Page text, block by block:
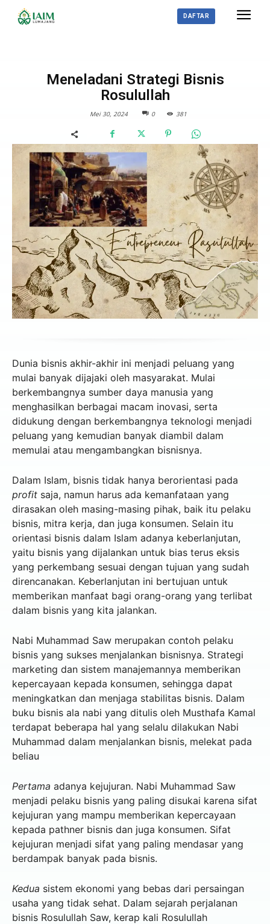
DAFTAR
Meneladani Strategi Bisnis
Rosulullah
Mei 30, 2024 0 381
Dunia bisnis akhir-akhir ini menjadi peluang yang
mulai banyak dijajaki oleh masyarakat. Mulai
berkembangnya sumber daya manusia yang
menghasilkan berbagai macam inovasi, serta
didukung dengan berkembangnya teknologi menjadi
peluang yang kemudian banyak diambil dalam
memulai atau mengambangkan bisnisnya.
Dalam Islam, bisnis tidak hanya berorientasi pada
profit saja, namun harus ada kemanfataan yang
dirasakan oleh masing-masing pihak, baik itu pelaku
bisnis, mitra kerja, dan juga konsumen. Selain itu
orientasi bisnis dalam Islam adanya keberlanjutan,
yaitu bisnis yang dijalankan untuk bias terus eksis
yang perkembang sesuai dengan tujuan yang sudah
direncanakan. Keberlanjutan ini bertujuan untuk
memberikan manfaat bagi orang-orang yang terlibat
dalam bisnis yang kita jalankan.
Nabi Muhammad Saw merupakan contoh pelaku
bisnis yang sukses menjalankan bisnisnya. Strategi
marketing dan sistem manajemannya memberikan
kepercayaan kepada konsumen, sehingga dapat
meningkatkan dan menjaga stabilitas bisnis. Dalam
buku bisnis ala nabi yang ditulis oleh Musthafa Kamal
terdapat beberapa hal yang selalu dilakukan Nabi
Muhammad dalam menjalankan bisnis, melekat pada
beliau
Pertama adanya kejujuran. Nabi Muhammad Saw
menjadi pelaku bisnis yang paling disukai karena sifat
kejujuran yang mampu memberikan kepercayaan
kepada pathner bisnis dan juga konsumen. Sifat
kejujuran menjadi sifat yang paling mendasar yang
berdampak banyak pada bisnis.
Kedua sistem ekonomi yang bebas dari persaingan
usaha yang tidak sehat. Dalam sejarah perjalanan
bisnis Rosulullah Saw, kerap kali Rosulullah